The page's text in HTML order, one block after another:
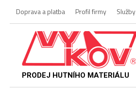
Doprava a platba Profil firmy Služby
PRODEJ HUTNÍHO MATERIÁLU